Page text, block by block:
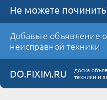
Не можете
Добавьте объявление
неисправной техники
DO.FIXIM.RU
доска
техники и